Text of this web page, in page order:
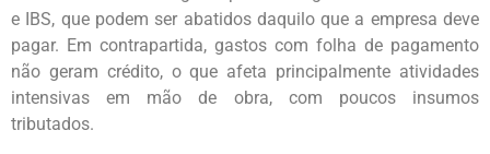
e IBS, que podem ser abatidos daquilo que a empresa deve
pagar. Em contrapartida, gastos com folha de pagamento
não geram crédito, o que afeta principalmente atividades
intensivas em mão de obra, com poucos insumos
tributados.